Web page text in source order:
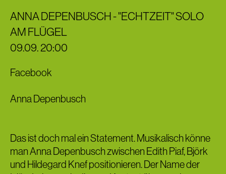
ANNA DEPENBUSCH - "ECHTZEIT" SOLO
AM FLÜGEL
09.09. 20:00
Facebook
Anna Depenbusch
Das ist doch mal ein Statement. Musikalisch könne
man Anna Depenbusch zwischen Edith Piaf, Björk
und Hildegard Knef positionieren. Der Name der